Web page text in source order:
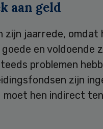
aan geld
zijn jaarrede, omdat
en voldoende
problemen
zijn
hen indirect